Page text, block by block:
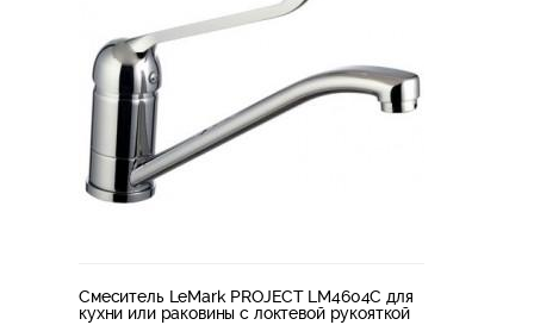
Смеситель LeMark PROJECT LM4604C для
кухни или раковины с локтевой рукояткой